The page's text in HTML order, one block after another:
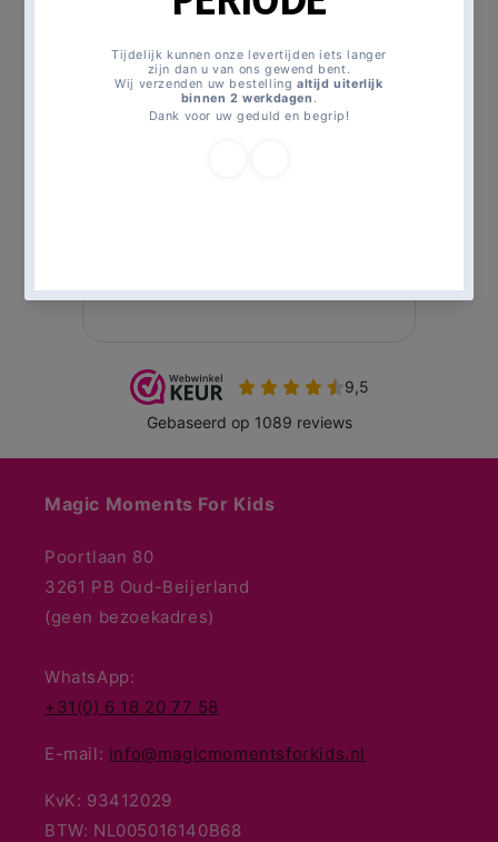
Magic Moments For Kids
Poortlaan 80
3261 PB Oud-Beijerland
(geen bezoekadres)
WhatsApp:
+31(0) 6 18 20 77 58
E-mail: info@magicmomentsforkids.nl
KvK: 93412029
BTW: NL005016140B68